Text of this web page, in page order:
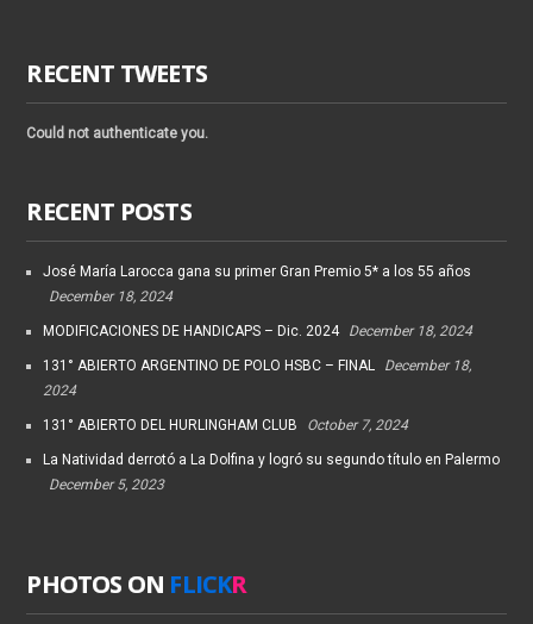
RECENT TWEETS
Could not authenticate you.
RECENT POSTS
José María Larocca gana su primer Gran Premio 5* a los 55 años
December 18, 2024
MODIFICACIONES DE HANDICAPS – Dic. 2024 December 18, 2024
131° ABIERTO ARGENTINO DE POLO HSBC – FINAL
December 18,
2024
131° ABIERTO DEL HURLINGHAM CLUB October 7, 2024
La Natividad derrotó a La Dolfina y logró su segundo título en Palermo
December 5, 2023
PHOTOS ON FLICKR